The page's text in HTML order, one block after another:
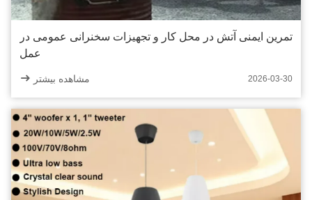
تمرین ایمنی آتش در محل کار و تجهیزات سخنرانی عمومی در
عمل
2026-03-30 مشاهده بیشتر